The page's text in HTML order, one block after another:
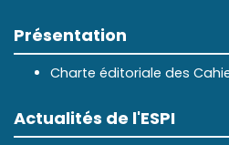
Présentation
Charte éditoriale des
Actualités de l'ESPI